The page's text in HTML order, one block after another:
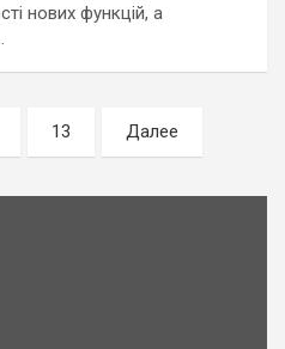
нових функцій, а
13 Далее